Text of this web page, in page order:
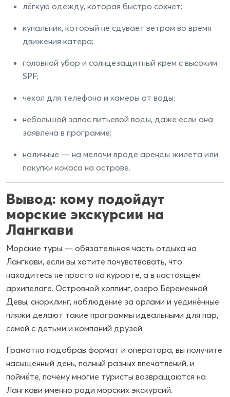
лёгкую одежду, которая быстро сохнет;
купальник, который не сдувает ветром во время
движения катера;
головной убор и солнцезащитный крем с высоким
SPF;
чехол для телефона и камеры от воды;
небольшой запас питьевой воды, даже если она
заявлена в программе;
наличные — на мелочи вроде аренды жилета или
покупки кокоса на острове.
Вывод: кому подойдут
морские экскурсии на
Лангкави
Морские туры — обязательная часть отдыха на
Лангкави, если вы хотите почувствовать, что
находитесь не просто на курорте, а в настоящем
архипелаге. Островной хоппинг, озеро Беременной
Девы, снорклинг, наблюдение за орлами и уединённые
пляжи делают такие программы идеальными для пар,
семей с детьми и компаний друзей.
Грамотно подобрав формат и оператора, вы получите
насыщенный день, полный разных впечатлений, и
поймёте, почему многие туристы возвращаются на
Лангкави именно ради морских экскурсий.